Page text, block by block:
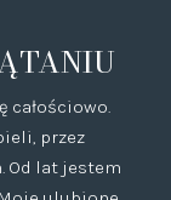
całościowo.
przez
Od lat jestem